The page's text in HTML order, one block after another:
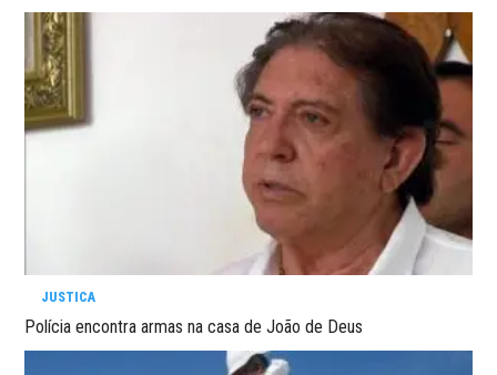
JUSTICA
Polícia encontra armas na casa de João de Deus